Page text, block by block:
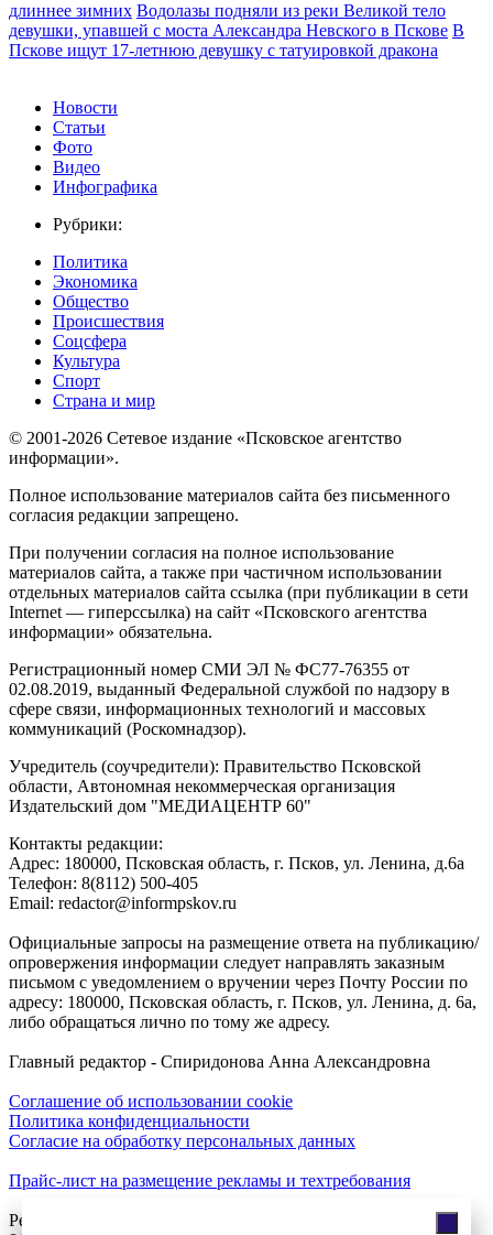
длиннее зимних Водолазы подняли из реки Великой тело
девушки, упавшей с моста Александра Невского в Пскове В
Пскове ищут 17‑летнюю девушку с татуировкой дракона
Новости
Статьи
Фото
Видео
Инфографика
Рубрики:
Политика
Экономика
Общество
Происшествия
Соцсфера
Культура
Спорт
Страна и мир
© 2001-2026 Сетевое издание «Псковское агентство
информации».
Полное использование материалов сайта без письменного
согласия редакции запрещено.
При получении согласия на полное использование
материалов сайта, а также при частичном использовании
отдельных материалов сайта ссылка (при публикации в сети
Internet — гиперссылка) на сайт «Псковского агентства
информации» обязательна.
Регистрационный номер СМИ ЭЛ № ФС77-76355 от
02.08.2019, выданный Федеральной службой по надзору в
сфере связи, информационных технологий и массовых
коммуникаций (Роскомнадзор).
Учредитель (соучредители): Правительство Псковской
области, Автономная некоммерческая организация
Издательский дом "МЕДИАЦЕНТР 60"
Контакты редакции:
Адреc: 180000, Псковская область, г. Псков, ул. Ленина, д.6а
Телефон: 8(8112) 500-405
Email: redactor@informpskov.ru
Официальные запросы на размещение ответа на публикацию/
опровержения информации следует направлять заказным
письмом с уведомлением о вручении через Почту России по
адресу: 180000, Псковская область, г. Псков, ул. Ленина, д. 6а,
либо обращаться лично по тому же адресу.
Главный редактор - Спиридонова Анна Александровна
Соглашение об использовании cookie
Политика конфиденциальности
Согласие на обработку персональных данных
Прайс-лист на размещение рекламы и техтребования
Реклама на сайте